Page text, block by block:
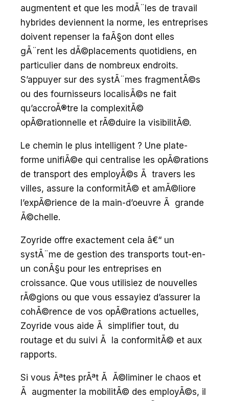
augmentent et que les modÃ¨les de travail
hybrides deviennent la norme, les entreprises
doivent repenser la faÃ§on dont elles
gÃ¨rent les dÃ©placements quotidiens, en
particulier dans de nombreux endroits.
S’appuyer sur des systÃ¨mes fragmentÃ©s
ou des fournisseurs localisÃ©s ne fait
qu’accroÃ®tre la complexitÃ©
opÃ©rationnelle et rÃ©duire la visibilitÃ©.
Le chemin le plus intelligent ? Une plate-
forme unifiÃ©e qui centralise les opÃ©rations
de transport des employÃ©s Ã travers les
villes, assure la conformitÃ© et amÃ©liore
l’expÃ©rience de la main-d’oeuvre Ã grande
Ã©chelle.
Zoyride offre exactement cela â€“ un
systÃ¨me de gestion des transports tout-en-
un conÃ§u pour les entreprises en
croissance. Que vous utilisiez de nouvelles
rÃ©gions ou que vous essayiez d’assurer la
cohÃ©rence de vos opÃ©rations actuelles,
Zoyride vous aide Ã simplifier tout, du
routage et du suivi Ã la conformitÃ© et aux
rapports.
Si vous Ãªtes prÃªt Ã Ã©liminer le chaos et
Ã augmenter la mobilitÃ© des employÃ©s, il